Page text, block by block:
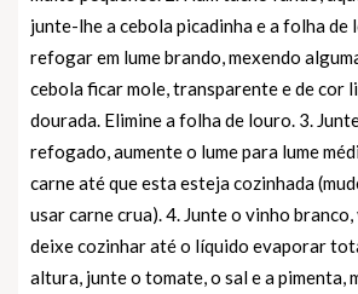
junte-lhe a cebola picadinha e a folha de
refogar em lume brando, mexendo
cebola ficar mole, transparente e de cor
dourada. Elimine a folha de louro. 3.
refogado, aumente o lume para lume
carne até que esta esteja cozinhada
usar carne crua). 4. Junte o vinho branco,
deixe cozinhar até o líquido evaporar
altura, junte o tomate, o sal e a pimenta,